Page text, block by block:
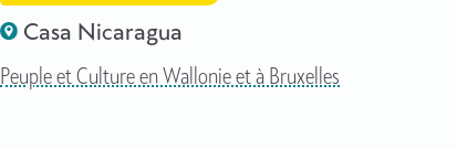
Casa Nicaragua
Peuple et Culture en Wallonie et à Bruxelles